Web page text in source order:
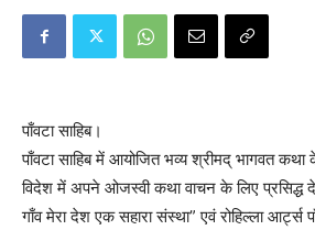
पाँवटा साहिब।
पाँवटा साहिब में आयोजित भव्य श्रीमद् भागवत
विदेश में अपने ओजस्वी कथा वाचन के लिए प्रसिद्ध
गाँव मेरा देश एक सहारा संस्था” एवं रोहिल्ला आर्ट्स